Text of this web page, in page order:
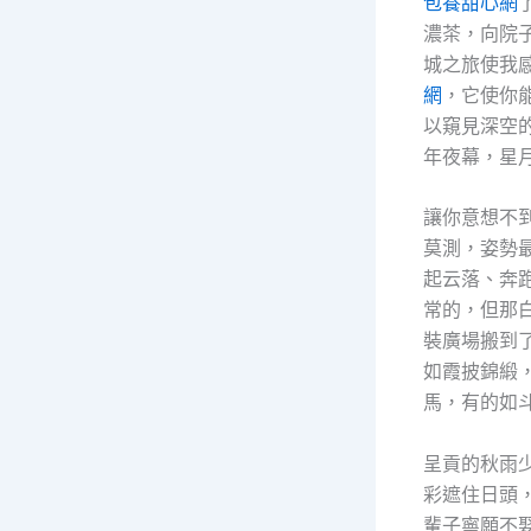
濃茶，向院
城之旅使我
網 ，它使你
以窺見深空
年夜幕，星
讓你意想不
莫測，姿勢
起云落、奔
常的，但那
裝廣場搬到
如霞披錦緞
馬，有的如
呈貢的秋雨
彩遮住日頭
輩子寧願不